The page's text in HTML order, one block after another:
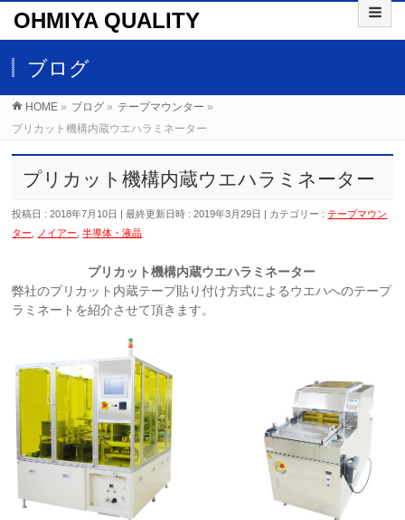
OHMIYA QUALITY
ブログ
HOME » ブログ » テープマウンター »
プリカット機構内蔵ウエハラミネーター
プリカット機構内蔵ウエハラミネーター
投稿日 : 2018年7月10日 最終更新日時 : 2019年3月29日 カテゴリー :テープマウン
ター
ノイアー ,半導体・液晶
プリカット機構内蔵ウエハラミネーター
弊社のプリカット内蔵テープ貼り付け方式によるウエハへのテープ
ラミネートを紹介させて頂きます。